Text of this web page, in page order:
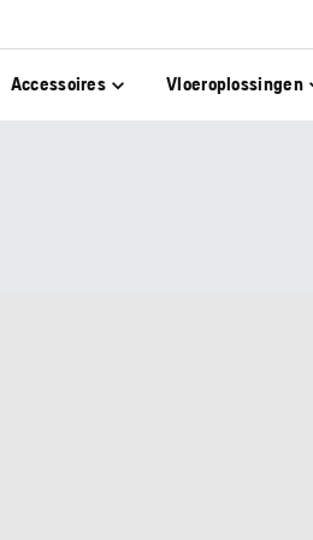
Accessoires Vloeroplossingen